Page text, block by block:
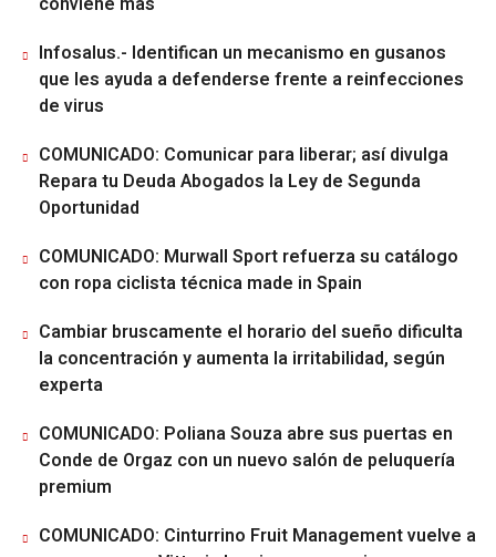
Infosalus.- Identifican un mecanismo en gusanos
que les ayuda a defenderse frente a reinfecciones
de virus
COMUNICADO: Comunicar para liberar; así divulga
Repara tu Deuda Abogados la Ley de Segunda
Oportunidad
COMUNICADO: Murwall Sport refuerza su catálogo
con ropa ciclista técnica made in Spain
Cambiar bruscamente el horario del sueño dificulta
la concentración y aumenta la irritabilidad, según
experta
COMUNICADO: Poliana Souza abre sus puertas en
Conde de Orgaz con un nuevo salón de peluquería
premium
COMUNICADO: Cinturrino Fruit Management vuelve a